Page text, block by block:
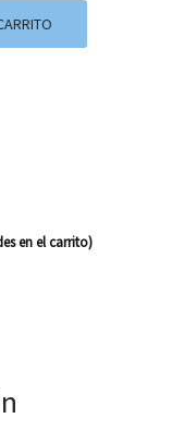
en el carrito)